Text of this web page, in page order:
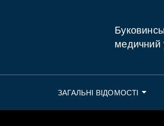
медичний
ЗАГАЛЬНІ ВІДОМОСТІ